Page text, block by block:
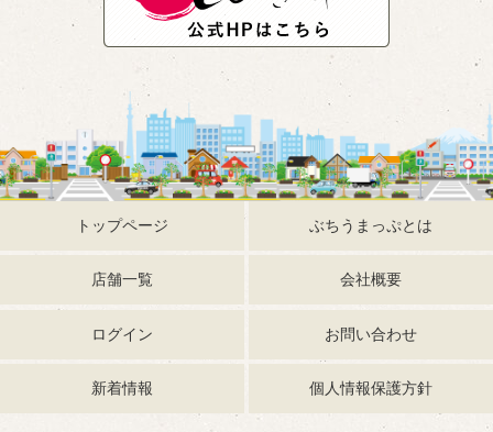
トップページ ぶちうまっぷとは
店舗一覧 会社概要
ログイン お問い合わせ
新着情報 個人情報保護方針